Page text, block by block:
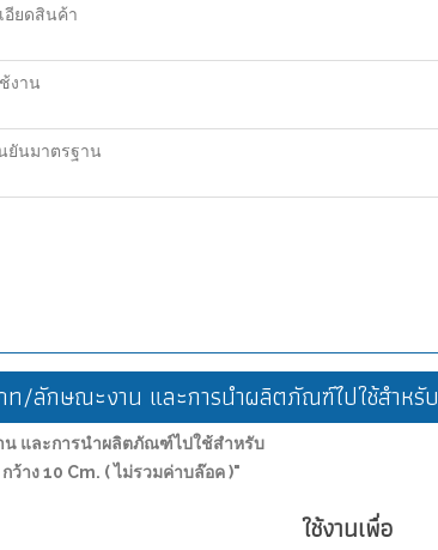
อียดสินค้า
งาน
ยันมาตรฐาน
ภท/ลักษณะงาน และการนำผลิตภัณฑ์ไปใช้สำหรับ
น และการนำผลิตภัณฑ์ไปใช้สำหรับ
าง 10 Cm. ( ไม่รวมค่าบล๊อค )"
ใช้งานเพื่อ